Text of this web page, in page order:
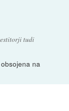
tudi
na